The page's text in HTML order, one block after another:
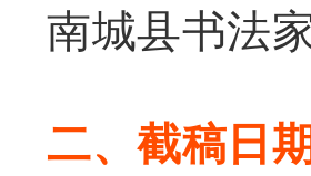
南城县书法
二、截稿日期